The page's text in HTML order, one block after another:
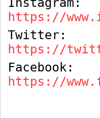
https://
Twitter:
https://
Facebook:
https://